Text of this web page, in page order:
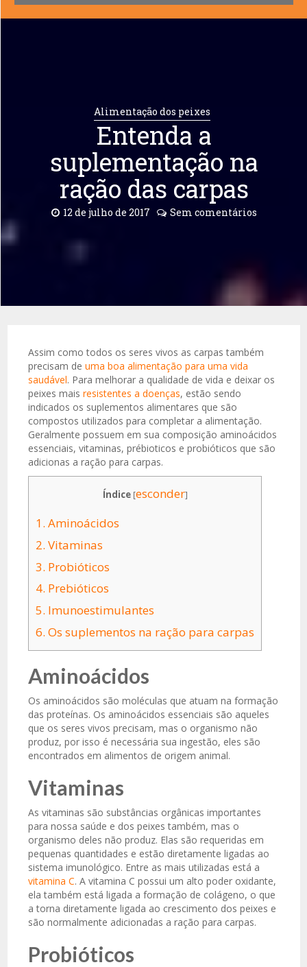
Alimentação dos peixes
Entenda a
suplementação na
ração das carpas
12 de julho de 2017 Sem comentários
Assim como todos os seres vivos as carpas também
precisam de uma boa alimentação para uma vida
saudável. Para melhorar a qualidade de vida e deixar os
peixes mais resistentes a doenças, estão sendo
indicados os suplementos alimentares que são
compostos utilizados para completar a alimentação.
Geralmente possuem em sua composição aminoácidos
essenciais, vitaminas, prébioticos e probióticos que são
adicionas a ração para carpas.
Índice [esconder]
1. Aminoácidos
2. Vitaminas
3. Probióticos
4. Prebióticos
5. Imunoestimulantes
6. Os suplementos na ração para carpas
Aminoácidos
Os aminoácidos são moléculas que atuam na formação
das proteínas. Os aminoácidos essenciais são aqueles
que os seres vivos precisam, mas o organismo não
produz, por isso é necessária sua ingestão, eles são
encontrados em alimentos de origem animal.
Vitaminas
As vitaminas são substâncias orgânicas importantes
para nossa saúde e dos peixes também, mas o
organismo deles não produz. Elas são requeridas em
pequenas quantidades e estão diretamente ligadas ao
sistema imunológico. Entre as mais utilizadas está a
vitamina C. A vitamina C possui um alto poder oxidante,
ela também está ligada a formação de colágeno, o que
a torna diretamente ligada ao crescimento dos peixes e
são normalmente adicionadas a ração para carpas.
Probióticos